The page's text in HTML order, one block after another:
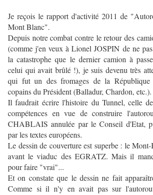
Je reçois le rapport d'activité 2011 de
Mont Blanc".
Depuis notre combat contre le retour des
(comme j'en veux à Lionel JOSPIN de ne
la catastrophe que le dernier camion à
celui qui avait brûlé !), je suis devenu très
qui fut un des fromages de la
copains du Président (Balladur, Chardon, etc.).
Il faudrait écrire l'histoire du Tunnel, celle
compétences en vue de construire
CHABLAIS annulée par le Conseil d'Etat,
par les textes européens.
Le dessin de couverture est superbe : le
avant le viaduc des EGRATZ. Mais il
pour faire "vrai"...
Et on constate que le dessin ne fait
Comme si il n'y en avait pas sur